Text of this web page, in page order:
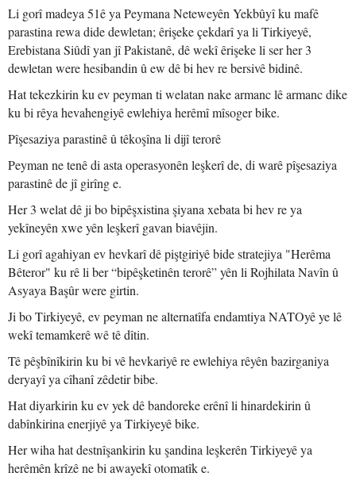
Li gorî madeya 51ê ya Peymana Neteweyên Yekbûyî ku mafê
parastina rewa dide dewletan; êrişeke çekdarî ya li Tirkiyeyê,
Erebistana Siûdî yan jî Pakistanê, dê wekî êrişeke li ser her 3
dewletan were hesibandin û ew dê bi hev re bersivê bidinê.
Hat tekezkirin ku ev peyman ti welatan nake armanc lê armanc dike
ku bi rêya hevahengiyê ewlehiya herêmî mîsoger bike.
Pîşesaziya parastinê û têkoşîna li dijî terorê
Peyman ne tenê di asta operasyonên leşkerî de, di warê pîşesaziya
parastinê de jî girîng e.
Her 3 welat dê ji bo bipêşxistina şiyana xebata bi hev re ya
yekîneyên xwe yên leşkerî gavan biavêjin.
Li gorî agahiyan ev hevkarî dê piştgiriyê bide stratejiya "Herêma
Bêteror" ku rê li ber “bipêşketinên terorê” yên li Rojhilata Navîn û
Asyaya Başûr were girtin.
Ji bo Tirkiyeyê, ev peyman ne alternatîfa endamtiya NATOyê ye lê
wekî temamkerê wê tê dîtin.
Tê pêşbînîkirin ku bi vê hevkariyê re ewlehiya rêyên bazirganiya
deryayî ya cîhanî zêdetir bibe.
Hat diyarkirin ku ev yek dê bandoreke erênî li hinardekirin û
dabînkirina enerjiyê ya Tirkiyeyê bike.
Her wiha hat destnîşankirin ku şandina leşkerên Tirkiyeyê ya
herêmên krîzê ne bi awayekî otomatîk e.